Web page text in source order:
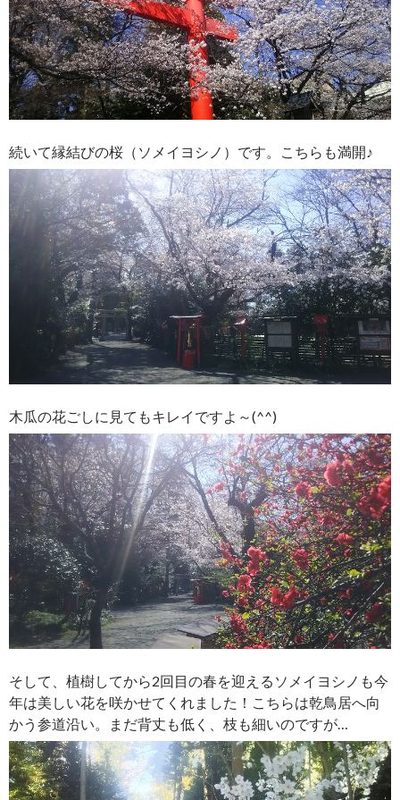
続いて縁結びの桜（ソメイヨシノ）です。こちらも満開♪
木瓜の花ごしに見てもキレイですよ～(^^)
そして、植樹してから2回目の春を迎えるソメイヨシノも今
年は美しい花を咲かせてくれました！こちらは乾鳥居へ向
かう参道沿い。まだ背丈も低く、枝も細いのですが…